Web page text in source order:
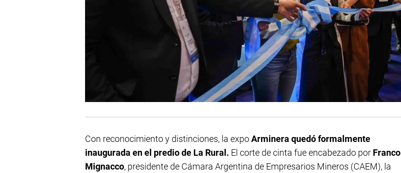
Con reconocimiento y distinciones, la expoArminera quedó formalmente
inaugurada en el predio de La Rural. El corte de cinta fue encabezado por Franco
Mignacco, presidente de Cámara Argentina de Empresarios Mineros (CAEM), la